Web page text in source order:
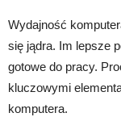
Wydajność
się jądra. Im lepsze
gotowe do pracy.
kluczowymi
komputera.